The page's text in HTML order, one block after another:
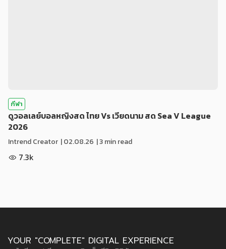
กีฬา
ดูวอลเลย์บอลหญิงสด ไทย Vs เวียดนาม สด Sea V League
2026
Intrend Creator |02.08.26 | 3 min read
7.3k
YOUR "COMPLETE" DIGITAL EXPERIENCE